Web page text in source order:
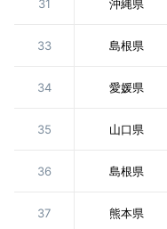
31 沖縄県
33 島根県
34 愛媛県
35 山口県
36 島根県
37 熊本県